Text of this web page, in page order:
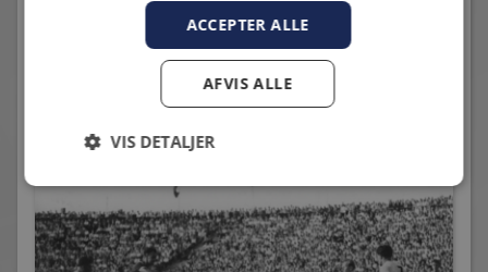
2026-07-07; HIF - FREMAD AMAGER: 3-2
7. juli 2026 - Michael Hentrich
ACCEPTER ALLE
AFVIS ALLE
VIS DETALJER